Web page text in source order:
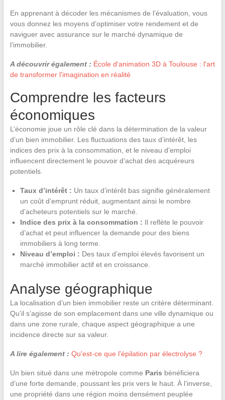
En apprenant à décoder les mécanismes de l’évaluation, vous
vous donnez les moyens d’optimiser votre rendement et de
naviguer avec assurance sur le marché dynamique de
l’immobilier.
A découvrir également : École d'animation 3D à Toulouse : l'art
de transformer l'imagination en réalité
Comprendre les facteurs
économiques
L’économie joue un rôle clé dans la détermination de la valeur
d’un bien immobilier. Les fluctuations des taux d’intérêt, les
indices des prix à la consommation, et le niveau d’emploi
influencent directement le pouvoir d’achat des acquéreurs
potentiels.
Taux d’intérêt : Un taux d’intérêt bas signifie généralement
un coût d’emprunt réduit, augmentant ainsi le nombre
d’acheteurs potentiels sur le marché.
Indice des prix à la consommation : Il reflète le pouvoir
d’achat et peut influencer la demande pour des biens
immobiliers à long terme.
Niveau d’emploi : Des taux d’emploi élevés favorisent un
marché immobilier actif et en croissance.
Analyse géographique
La localisation d’un bien immobilier reste un critère déterminant.
Qu’il s’agisse de son emplacement dans une ville dynamique ou
dans une zone rurale, chaque aspect géographique a une
incidence directe sur sa valeur.
A lire également : Qu'est-ce que l'épilation par électrolyse ?
Un bien situé dans une métropole comme Paris bénéficiera
d’une forte demande, poussant les prix vers le haut. À l’inverse,
une propriété dans une région moins densément peuplée